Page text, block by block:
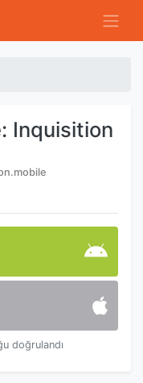
Inquisition
doğrulandı